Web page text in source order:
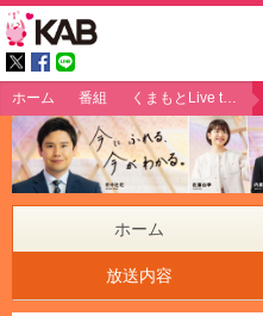
ホーム 番組 くまもとLive touch
ホーム
放送内容